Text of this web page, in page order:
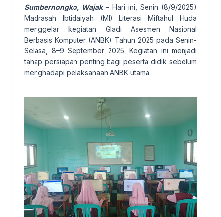
Sumbernongko, Wajak– Hari ini, Senin (8/9/2025)
Madrasah Ibtidaiyah (MI) Literasi Miftahul Huda
menggelar kegiatan Gladi Asesmen Nasional
Berbasis Komputer (ANBK) Tahun 2025 pada Senin-
Selasa, 8–9 September 2025. Kegiatan ini menjadi
tahap persiapan penting bagi peserta didik sebelum
menghadapi pelaksanaan ANBK utama.